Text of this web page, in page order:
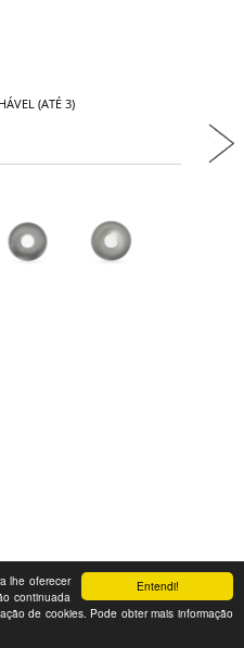
Entendi!
lhe oferecer
continuada
de cookies. Pode obter mais informação
(ATÉ 3)